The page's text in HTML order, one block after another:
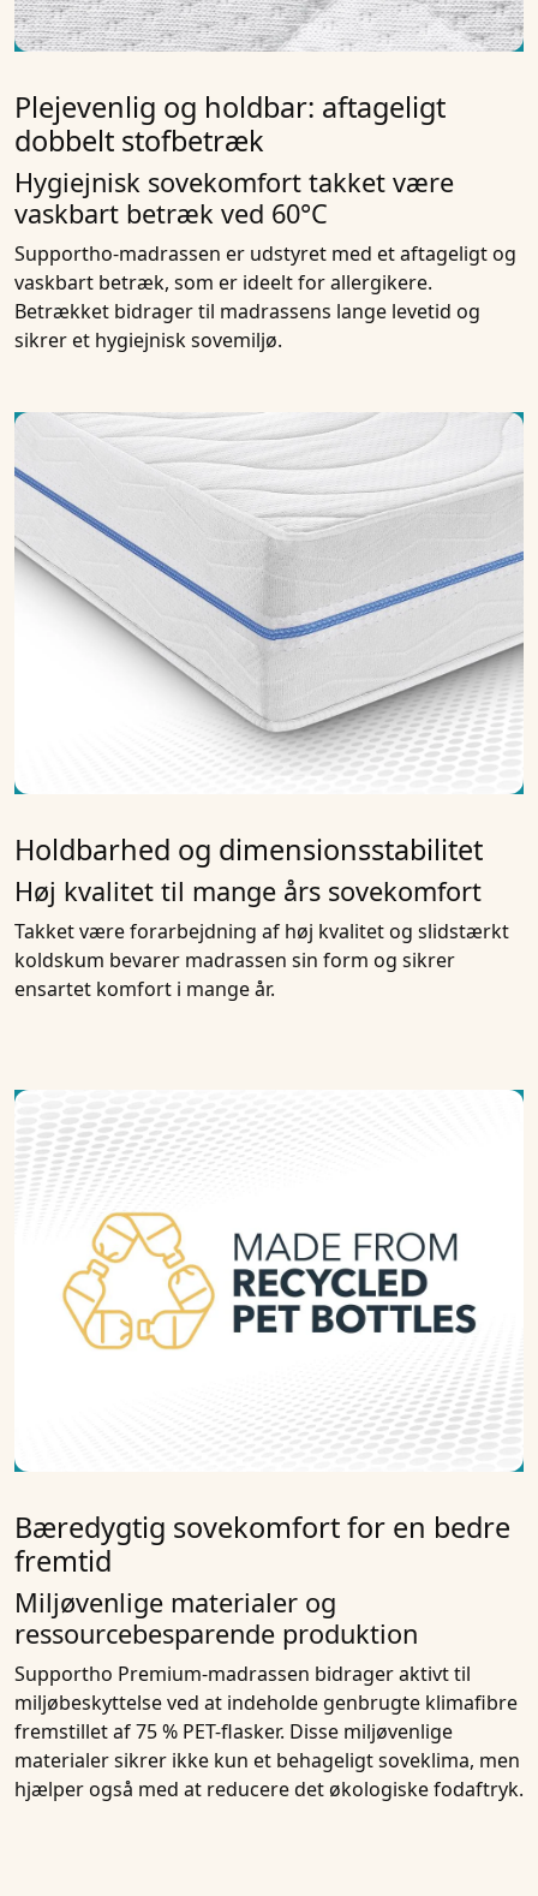
Plejevenlig og holdbar: aftageligt
dobbelt stofbetræk
Hygiejnisk sovekomfort takket være
vaskbart betræk ved 60°C
Supportho-madrassen er udstyret med et aftageligt og
vaskbart betræk, som er ideelt for allergikere.
Betrækket bidrager til madrassens lange levetid og
sikrer et hygiejnisk sovemiljø.
Holdbarhed og dimensionsstabilitet
Høj kvalitet til mange års sovekomfort
Takket være forarbejdning af høj kvalitet og slidstærkt
koldskum bevarer madrassen sin form og sikrer
ensartet komfort i mange år.
Bæredygtig sovekomfort for en bedre
fremtid
Miljøvenlige materialer og
ressourcebesparende produktion
Supportho Premium-madrassen bidrager aktivt til
miljøbeskyttelse ved at indeholde genbrugte klimafibre
fremstillet af 75 % PET-flasker. Disse miljøvenlige
materialer sikrer ikke kun et behageligt soveklima, men
hjælper også med at reducere det økologiske fodaftryk.